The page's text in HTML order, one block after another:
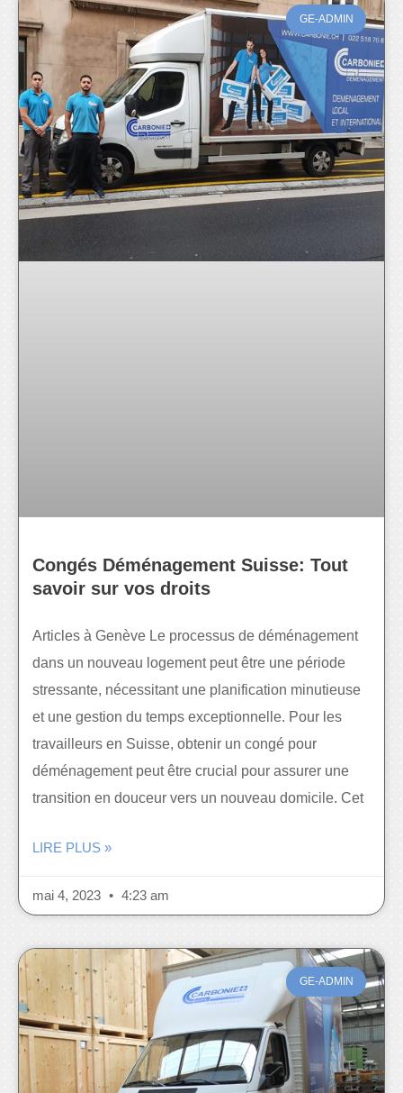
GE-ADMIN
Congés Déménagement Suisse: Tout
savoir sur vos droits
Articles à Genève Le processus de déménagement
dans un nouveau logement peut être une période
stressante, nécessitant une planification minutieuse
et une gestion du temps exceptionnelle. Pour les
travailleurs en Suisse, obtenir un congé pour
déménagement peut être crucial pour assurer une
transition en douceur vers un nouveau domicile. Cet
LIRE PLUS »
mai 4, 2023 4:23 am
GE-ADMIN